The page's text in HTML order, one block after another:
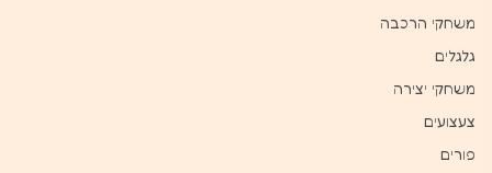
משחקי הרכבה
גלגלים
משחקי יצירה
צעצועים
פורים